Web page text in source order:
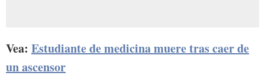
Vea: Estudiante de medicina muere tras caer de
un ascensor